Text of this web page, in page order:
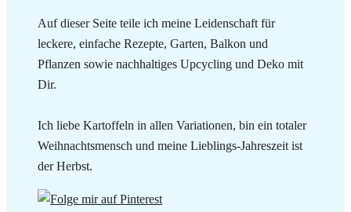
Auf dieser Seite teile ich meine Leidenschaft für
leckere, einfache Rezepte, Garten, Balkon und
Pflanzen sowie nachhaltiges Upcycling und Deko mit
Dir.
Ich liebe Kartoffeln in allen Variationen, bin ein totaler
Weihnachtsmensch und meine Lieblings-Jahreszeit ist
der Herbst.